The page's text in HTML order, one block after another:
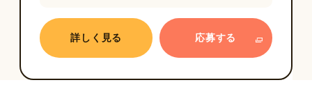
詳しく見る 応募する